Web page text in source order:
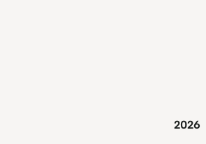
2026